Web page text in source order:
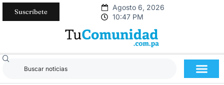
Suscríbete
Agosto 6, 2026
10:47 PM